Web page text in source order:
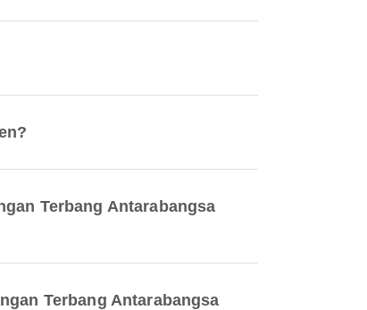
Terbang Antarabangsa
Terbang Antarabangsa